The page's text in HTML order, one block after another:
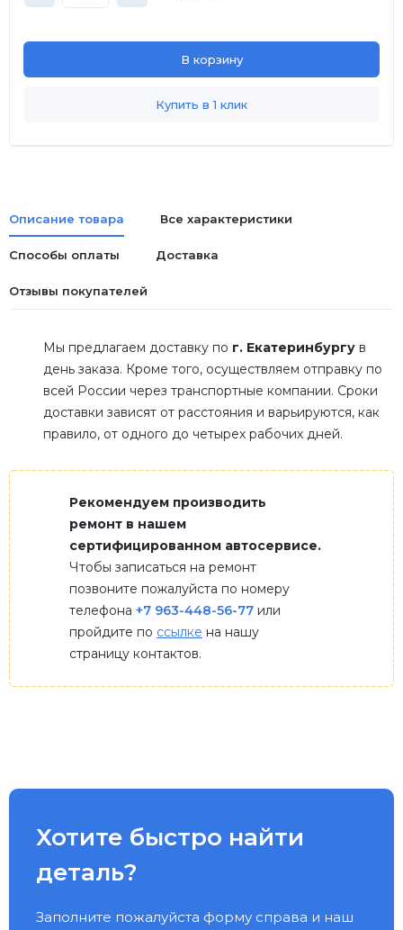
В корзину
Купить в 1 клик
Описание товара Все характеристики
Способы оплаты Доставка
Отзывы покупателей
Мы предлагаем доставку по г. Екатеринбургу в
день заказа. Кроме того, осуществляем отправку по
всей России через транспортные компании. Сроки
доставки зависят от расстояния и варьируются, как
правило, от одного до четырех рабочих дней.
Рекомендуем производить
ремонт в нашем
сертифицированном автосервисе.
Чтобы записаться на ремонт
позвоните пожалуйста по номеру
телефона +7 963-448-56-77 или
пройдите по ссылке на нашу
страницу контактов.
Хотите быстро найти
деталь?
Заполните пожалуйста форму справа и наш